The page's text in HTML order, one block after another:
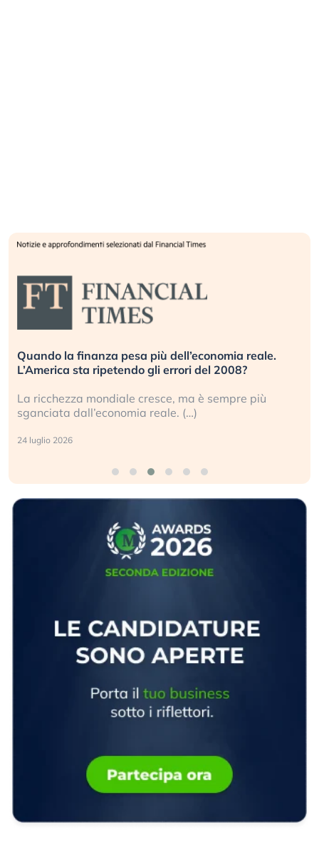
Quando la finanza pesa più dell’economia reale.
L’America sta ripetendo gli errori del 2008?
La ricchezza mondiale cresce, ma è sempre più
sganciata dall’economia reale. (…)
24 luglio 2026